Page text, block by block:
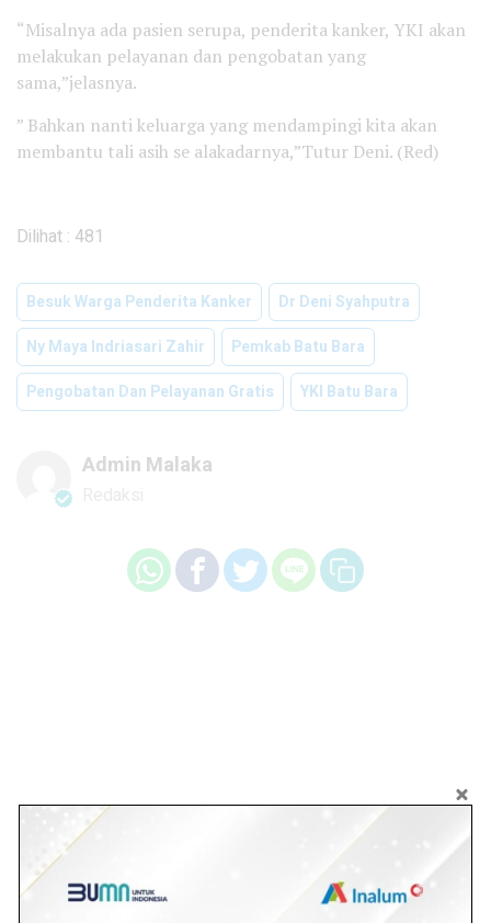
“Misalnya ada pasien serupa, penderita kanker, YKI akan
melakukan pelayanan dan pengobatan yang
sama,”jelasnya.
” Bahkan nanti keluarga yang mendampingi kita akan
membantu tali asih se alakadarnya,”Tutur Deni. (Red)
Dilihat : 481
Besuk Warga Penderita Kanker
Dr Deni Syahputra
Ny Maya Indriasari Zahir
Pemkab Batu Bara
Pengobatan Dan Pelayanan Gratis
YKI Batu Bara
Admin Malaka